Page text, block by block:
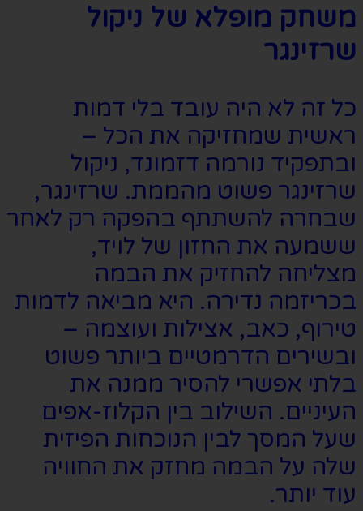
משחק מופלא של ניקול
שרזינגר
כל זה לא היה עובד בלי דמות
ראשית שמחזיקה את הכל –
ובתפקיד נורמה דזמונד, ניקול
שרזינגר פשוט מהממת. שרזינגר,
שבחרה להשתתף בהפקה רק לאחר
ששמעה את החזון של לויד,
מצליחה להחזיק את הבמה
בכריזמה נדירה. היא מביאה לדמות
טירוף, כאב, אצילות ועוצמה –
ובשירים הדרמטיים ביותר פשוט
בלתי אפשרי להסיר ממנה את
העיניים. השילוב בין הקלוז-אפים
שעל המסך לבין הנוכחות הפיזית
שלה על הבמה מחזק את החוויה
עוד יותר.